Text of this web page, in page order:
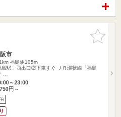
お気に入
りに追加
市
福島駅105m
島駅」西出口②下車すぐ ＪＲ環状線「福島
…
～23:00
円～